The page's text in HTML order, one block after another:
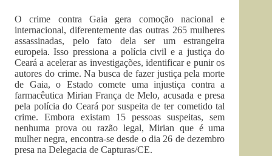
O crime contra Gaia gera comoção nacional e
internacional, diferentemente das outras 265 mulheres
assassinadas, pelo fato dela ser um estrangeira
europeia. Isso pressiona a polícia civil e a justiça do
Ceará a acelerar as investigações, identificar e punir os
autores do crime. Na busca de fazer justiça pela morte
de Gaia, o Estado comete uma injustiça contra a
farmacêutica Mirian França de Melo, acusada e presa
pela polícia do Ceará por suspeita de ter cometido tal
crime. Embora existam 15 pessoas suspeitas, sem
nenhuma prova ou razão legal, Mirian que é uma
mulher negra, encontra-se desde o dia 26 de dezembro
presa na Delegacia de Capturas/CE.